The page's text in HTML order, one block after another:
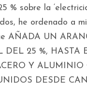
% sobre la
he ordenado a
AÑADA UN
DEL 25 %, HASTA
Y ALUMINIO
DESDE